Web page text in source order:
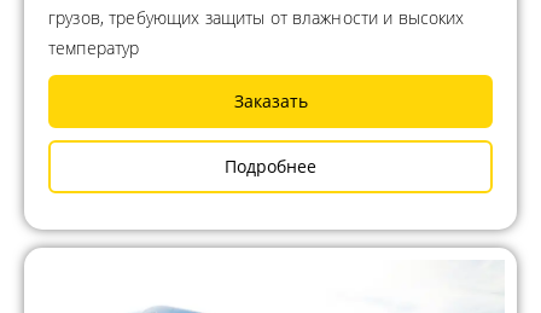
грузов, требующих защиты от влажности и высоких
температур
Заказать
Подробнее